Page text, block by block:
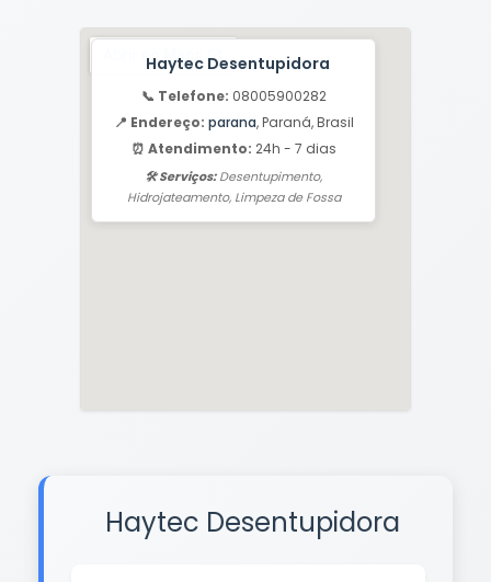
Haytec Desentupidora
📞 Telefone: 08005900282
📍 Endereço: parana, Paraná, Brasil
⏰ Atendimento: 24h - 7 dias
🛠️ Serviços:Desentupimento,
Hidrojateamento, Limpeza de Fossa
Haytec Desentupidora